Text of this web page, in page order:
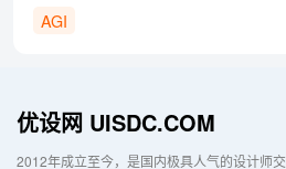
AGI
优设网 UISDC.COM
2012年成立至今，是国内极具人气的设计师交